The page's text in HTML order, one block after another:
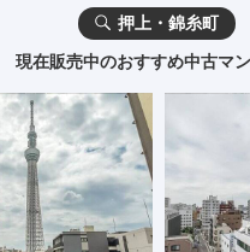
押上・錦糸町
現在販売中のおすすめ中古マ